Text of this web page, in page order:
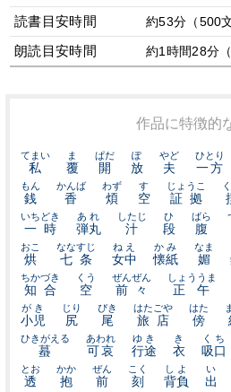
読書目安時間 約53分（500
朗読目安時間 約1時間28分
作品に特徴的
私
てまい
覆
ま
開
ぱだ
放
ぽ
夫
やど
一方
ひとり
銭
もん
香
かんば
煩
わず
空
す
証拠
じょうこ
一時
いちどき
弾丸
あれ
汁
したじ
段
ひ
腹
ばら
烘
おこ
七条
ななすじ
女中
ねえ
懐紙
かみ
媚
なま
知合
ちかづき
空
くう
前々
ぜんぜん
正午
しょううま
小児
がき
尻
じり
尾
ぴき
旅店
はたごや
傍
はた
蟇
ひきがえる
可哀
あわれ
行途
ゆき
衣
き
吸口
くち
透
とお
抱
かか
前
ぜん
刻
こく
背負
しよ
出
い